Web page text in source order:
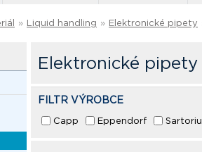
» Liquid handling » Elektronické pipety
Elektronické
FILTR VÝROBCE
Capp Eppendorf